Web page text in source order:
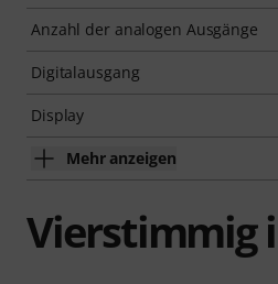
Anzahl der analogen Ausgänge
Digitalausgang
Display
Mehr anzeigen
Vierstimmig